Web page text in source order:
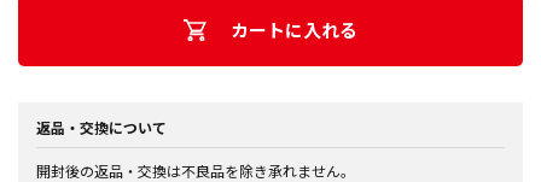
カートに入れる
返品・交換について
開封後の返品・交換は不良品を除き承れません。